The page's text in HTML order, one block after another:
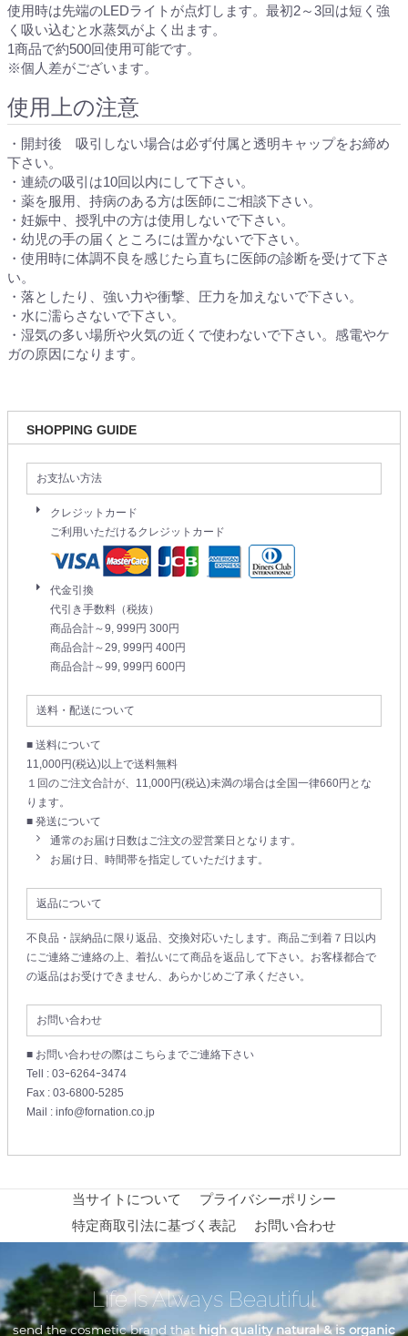
使用時は先端のLEDライトが点灯します。最初2～3回は短く強
く吸い込むと水蒸気がよく出ます。
1商品で約500回使用可能です。
※個人差がございます。
使用上の注意
・開封後 吸引しない場合は必ず付属と透明キャップをお締め
下さい。
・連続の吸引は10回以内にして下さい。
・薬を服用、持病のある方は医師にご相談下さい。
・妊娠中、授乳中の方は使用しないで下さい。
・幼児の手の届くところには置かないで下さい。
・使用時に体調不良を感じたら直ちに医師の診断を受けて下さ
い。
・落としたり、強い力や衝撃、圧力を加えないで下さい。
・水に濡らさないで下さい。
・湿気の多い場所や火気の近くで使わないで下さい。感電やケ
ガの原因になります。
SHOPPING GUIDE
お支払い方法
クレジットカード
ご利用いただけるクレジットカード
代金引換
代引き手数料（税抜）
商品合計～9, 999円 300円
商品合計～29, 999円 400円
商品合計～99, 999円 600円
送料・配送について
■ 送料について
11,000円(税込)以上で送料無料
１回のご注文合計が、11,000円(税込)未満の場合は全国一律660円とな
ります。
■ 発送について
通常のお届け日数はご注文の翌営業日となります。
お届け日、時間帯を指定していただけます。
返品について
不良品・誤納品に限り返品、交換対応いたします。商品ご到着７日以内
にご連絡ご連絡の上、着払いにて商品を返品して下さい。お客様都合で
の返品はお受けできません、あらかじめご了承ください。
お問い合わせ
■ お問い合わせの際はこちらまでご連絡下さい
Tell : 03ｰ6264ｰ3474
Fax : 03-6800-5285
Mail : info@fornation.co.jp
当サイトについて
プライバシーポリシー
特定商取引法に基づく表記
お問い合わせ
Life Is Always Beautiful
send the cosmetic brand thathigh quality natural & is organic